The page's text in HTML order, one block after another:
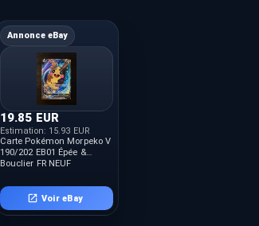
Annonce eBay
19.85 EUR
Estimation: 15.93 EUR
Carte Pokémon Morpeko V
190/202 EB01 Épée &
Bouclier FR NEUF
Voir eBay